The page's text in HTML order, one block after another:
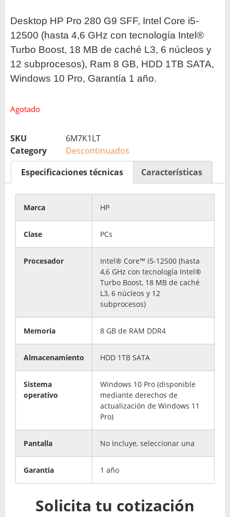
Desktop HP Pro 280 G9 SFF, Intel Core i5-
12500 (hasta 4,6 GHz con tecnología Intel®
Turbo Boost, 18 MB de caché L3, 6 núcleos y
12 subprocesos), Ram 8 GB, HDD 1TB SATA,
Windows 10 Pro, Garantía 1 año.
Agotado
SKU
6M7K1LT
Category
Descontinuados
Especificaciones técnicas
Características
Marca HP
Clase PCs
Procesador
Intel® Core™ i5-12500 (hasta
4,6 GHz con tecnología Intel®
Turbo Boost, 18 MB de caché
L3, 6 núcleos y 12
subprocesos)
Memoria 8 GB de RAM DDR4
Almacenamiento HDD 1TB SATA
Sistema
operativo
Windows 10 Pro (disponible
mediante derechos de
actualización de Windows 11
Pro)
Pantalla No Incluye, seleccionar una
Garantia 1 año
Solicita tu cotización